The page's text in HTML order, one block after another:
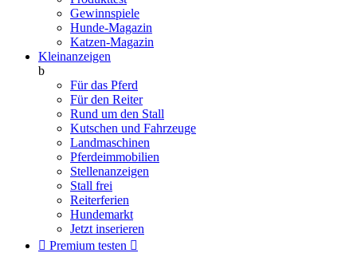
Gewinnspiele
Hunde-Magazin
Katzen-Magazin
Kleinanzeigen
b
Für das Pferd
Für den Reiter
Rund um den Stall
Kutschen und Fahrzeuge
Landmaschinen
Pferdeimmobilien
Stellenanzeigen
Stall frei
Reiterferien
Hundemarkt
Jetzt inserieren
 Premium testen 